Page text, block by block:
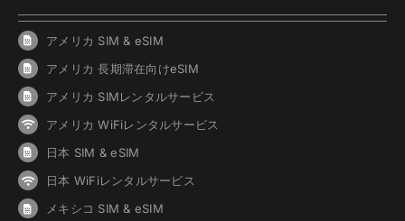
アメリカ SIM & eSIM
アメリカ 長期滞在向けeSIM
アメリカ SIMレンタルサービス
アメリカ WiFiレンタルサービス
日本 SIM & eSIM
日本 WiFiレンタルサービス
メキシコ SIM & eSIM